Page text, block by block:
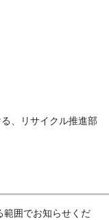
、リサイクル推進部
囲でお知らせくだ